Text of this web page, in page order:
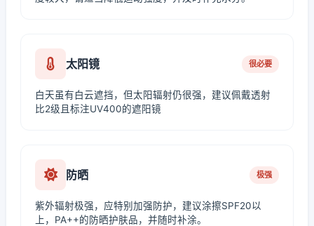
太阳镜 很必要
白天虽有白云遮挡，但太阳辐射仍很强，建议佩戴透射
比2级且标注UV400的遮阳镜
防晒 极强
紫外辐射极强，应特别加强防护，建议涂擦SPF20以
上，PA++的防晒护肤品，并随时补涂。